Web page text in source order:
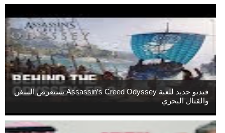
فيديو جديد للعبة Assassin’s Creed Odyssey يستعرض السفن
والقتال البحري